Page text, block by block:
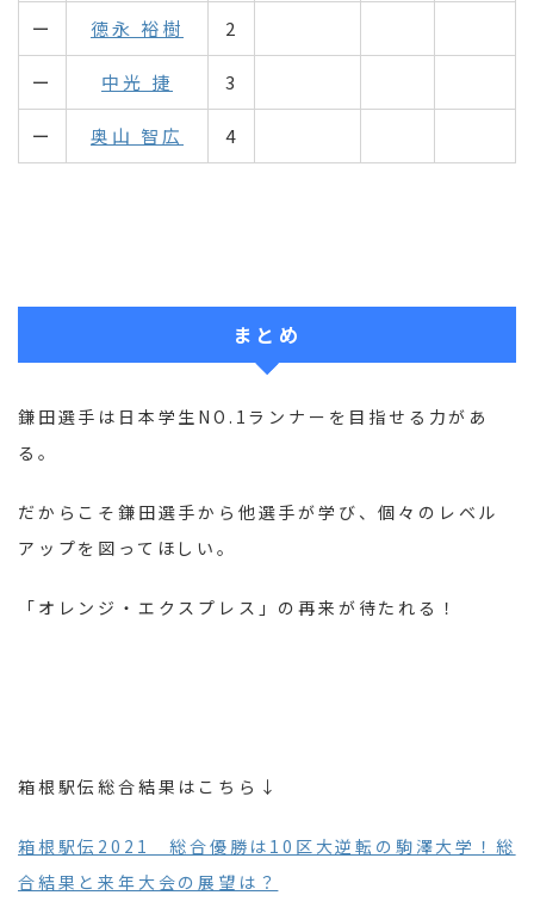
ー 徳永 裕樹 2
ー 中光 捷 3
ー 奥山 智広 4
まとめ
鎌田選手は日本学生NO.1ランナーを目指せる力があ
る。
だからこそ鎌田選手から他選手が学び、個々のレベル
アップを図ってほしい。
「オレンジ・エクスプレス」の再来が待たれる！
箱根駅伝総合結果はこちら↓
箱根駅伝2021 総合優勝は10区大逆転の駒澤大学！総
合結果と来年大会の展望は？